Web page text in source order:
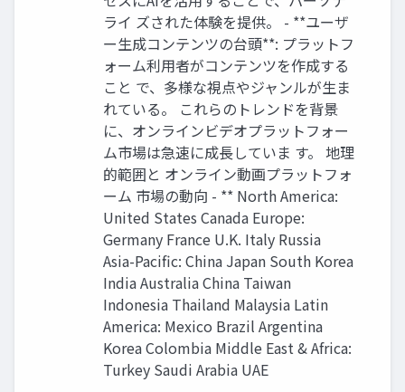
ライ ズされた体験を提供。 - **ユーザ
ー生成コンテンツの台頭**: プラットフ
ォーム利用者がコンテンツを作成する
こと で、多様な視点やジャンルが生ま
れている。 これらのトレンドを背景
に、オンラインビデオプラットフォー
ム市場は急速に成長していま す。 地理
的範囲と オンライン動画プラットフォ
ーム 市場の動向 - ** North America:
United States Canada Europe:
Germany France U.K. Italy Russia
Asia-Pacific: China Japan South Korea
India Australia China Taiwan
Indonesia Thailand Malaysia Latin
America: Mexico Brazil Argentina
Korea Colombia Middle East & Africa:
Turkey Saudi Arabia UAE